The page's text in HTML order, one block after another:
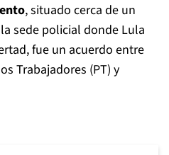
, situado cerca de un
sede policial donde Lula
fue un acuerdo entre
Trabajadores (PT) y